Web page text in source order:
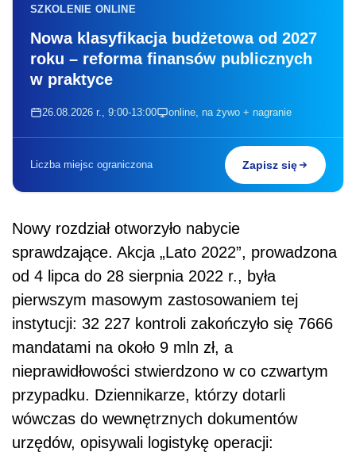
SZKOLENIE ONLINE
Nowa klasyfikacja budżetowa od 2027
roku – reforma finansów publicznych
w praktyce
26.08.2026 r., 9:00-13:00 online, na żywo + nagranie
Liczba miejsc ograniczona Zapisz się
Nowy rozdział otworzyło nabycie
sprawdzające. Akcja „Lato 2022”, prowadzona
od 4 lipca do 28 sierpnia 2022 r., była
pierwszym masowym zastosowaniem tej
instytucji: 32 227 kontroli zakończyło się 7666
mandatami na około 9 mln zł, a
nieprawidłowości stwierdzono w co czwartym
przypadku. Dziennikarze, którzy dotarli
wówczas do wewnętrznych dokumentów
urzędów, opisywali logistykę operacji: